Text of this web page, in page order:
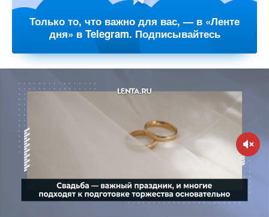
Только то, что важно для вас, — в «Ленте
дня» в Telegram. Подписывайтесь